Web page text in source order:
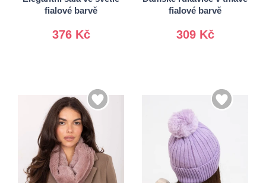
fialové barvě
376 Kč
fialové barvě
309 Kč